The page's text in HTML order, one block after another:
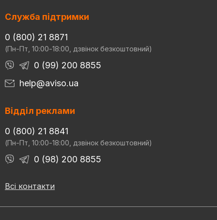
Служба підтримки
0 (800) 21 8871
(Пн-Пт, 10:00-18:00, дзвінок безкоштовний)
0 (99) 200 8855
help@aviso.ua
Відділ реклами
0 (800) 21 8841
(Пн-Пт, 10:00-18:00, дзвінок безкоштовний)
0 (98) 200 8855
Всі контакти